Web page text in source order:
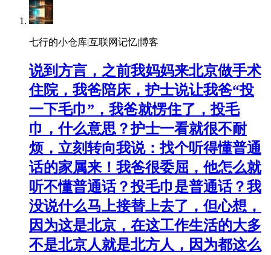
七行的小仓库|互联网记忆|博客
说到方言，之前我妈妈来北京做手术
住院，我爸陪床，护士说让我爸“投
一下毛巾”，我爸就愣住了，投毛
巾，什么意思？护士一看就很不耐
烦，立刻转向我说：找个听得懂普通
话的家属来！我爸很委屈，他怎么就
听不懂普通话？投毛巾是普通话？我
没说什么马上接替上去了，但心想，
因为这是北京，在这工作生活的大多
不是北京人就是北方人，因为都这么